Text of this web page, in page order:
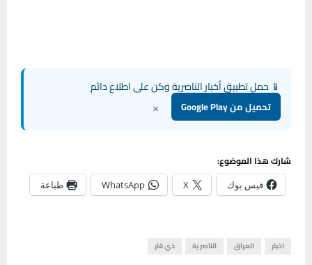
📱 حمل تطبيق أخبار الناصرية وكن على اطلاع دائم
تحميل من Google Play ×
شارك هذا الموضوع:
فيس بوك X
WhatsApp طباعة
اخبار العراق الناصرية ذي قار